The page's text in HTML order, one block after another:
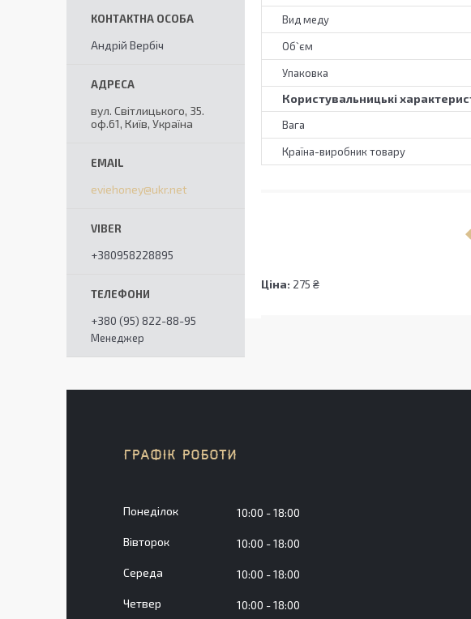
Вид меду
Об`єм
Упаковка
Користувальницькі
Вага
Країна-виробник товару
Ціна: 275 ₴
Андрій Вербіч
вул. Світлицького, 35.
оф.61, Київ, Україна
eviehoney@ukr.net
+380958228895
+380 (95) 822-88-95
Менеджер
ГРАФІК РОБОТИ
Понеділок 10:00 18:00
Вівторок 10:00 18:00
Середа 10:00 18:00
Четвер 10:00 18:00